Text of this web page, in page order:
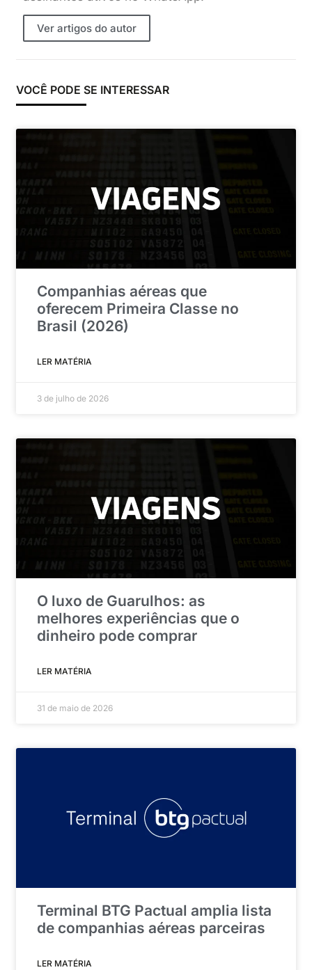
Ver artigos do autor
VOCÊ PODE SE INTERESSAR
Companhias aéreas que
oferecem Primeira Classe no
Brasil (2026)
LER MATÉRIA
3 de julho de 2026
O luxo de Guarulhos: as
melhores experiências que o
dinheiro pode comprar
LER MATÉRIA
31 de maio de 2026
Terminal BTG Pactual amplia lista
de companhias aéreas parceiras
LER MATÉRIA